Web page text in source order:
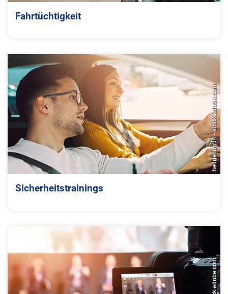
Fahrtüchtigkeit
hedgehog94 - stock.adobe.com
Sicherheitstrainings